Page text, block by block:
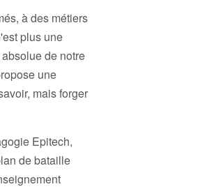
à des métiers
plus une
de notre
une
mais forger
Epitech,
de bataille